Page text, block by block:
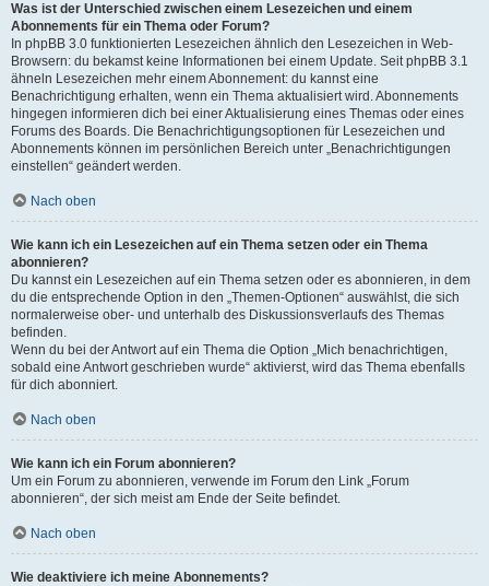
Was ist der Unterschied zwischen einem Lesezeichen und einem
Abonnements für ein Thema oder Forum?
In phpBB 3.0 funktionierten Lesezeichen ähnlich den Lesezeichen in Web-
Browsern: du bekamst keine Informationen bei einem Update. Seit phpBB 3.1
ähneln Lesezeichen mehr einem Abonnement: du kannst eine
Benachrichtigung erhalten, wenn ein Thema aktualisiert wird. Abonnements
hingegen informieren dich bei einer Aktualisierung eines Themas oder eines
Forums des Boards. Die Benachrichtigungsoptionen für Lesezeichen und
Abonnements können im persönlichen Bereich unter „Benachrichtigungen
einstellen“ geändert werden.
Nach oben
Wie kann ich ein Lesezeichen auf ein Thema setzen oder ein Thema
abonnieren?
Du kannst ein Lesezeichen auf ein Thema setzen oder es abonnieren, in dem
du die entsprechende Option in den „Themen-Optionen“ auswählst, die sich
normalerweise ober- und unterhalb des Diskussionsverlaufs des Themas
befinden.
Wenn du bei der Antwort auf ein Thema die Option „Mich benachrichtigen,
sobald eine Antwort geschrieben wurde“ aktivierst, wird das Thema ebenfalls
für dich abonniert.
Nach oben
Wie kann ich ein Forum abonnieren?
Um ein Forum zu abonnieren, verwende im Forum den Link „Forum
abonnieren“, der sich meist am Ende der Seite befindet.
Nach oben
Wie deaktiviere ich meine Abonnements?